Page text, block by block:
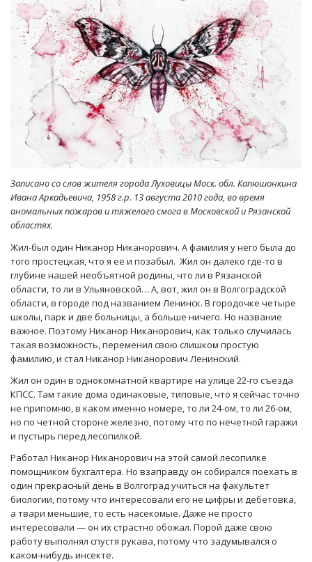
Записано со слов жителя города Луховицы Моск. обл. Капюшонкина
Ивана Аркадьевича, 1958 г.р. 13 августа 2010 года, во время
аномальных пожаров и тяжелого смога в Московской и Рязанской
областях.
Жил-был один Никанор Никанорович. А фамилия у него была до
того простецкая, что я ее и позабыл. Жил он далеко где-то в
глубине нашей необъятной родины, что ли в Рязанской
области, то ли в Ульяновской… А, вот, жил он в Волгоградской
области, в городе под названием Ленинск. В городочке четыре
школы, парк и две больницы, а больше ничего. Но название
важное. Поэтому Никанор Никанорович, как только случилась
такая возможность, переменил свою слишком простую
фамилию, и стал Никанор Никанорович Ленинский.
Жил он один в однокомнатной квартире на улице 22-го съезда
КПСС. Там такие дома одинаковые, типовые, что я сейчас точно
не припомню, в каком именно номере, то ли 24-ом, то ли 26-ом,
но по четной стороне железно, потому что по нечетной гаражи
и пустырь перед лесопилкой.
Работал Никанор Никанорович на этой самой лесопилке
помощником бухгалтера. Но взаправду он собирался поехать в
один прекрасный день в Волгоград учиться на факультет
биологии, потому что интересовали его не цифры и дебетовка,
а твари меньшие, то есть насекомые. Даже не просто
интересовали — он их страстно обожал. Порой даже свою
работу выполнял спустя рукава, потому что задумывался о
каком-нибудь инсекте.